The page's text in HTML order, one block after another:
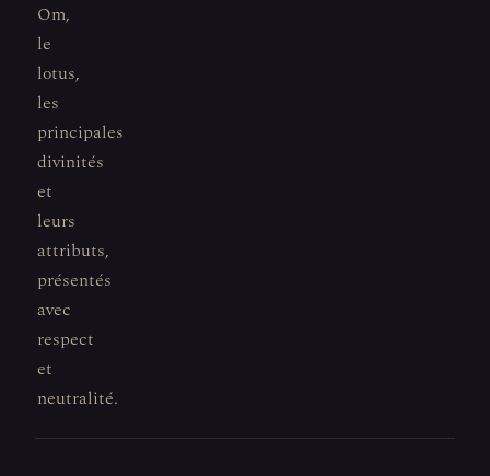
Om,
le
lotus,
les
principales
divinités
et
leurs
attributs,
présentés
avec
respect
et
neutralité.